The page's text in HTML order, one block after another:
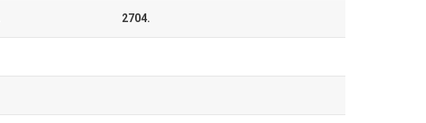
2704.